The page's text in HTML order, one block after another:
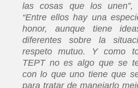
las cosas que los unen”,
“Entre ellos hay una
honor, aunque tiene
diferentes sobre la
respeto mutuo. Y como
TEPT no es algo que se
con lo que uno tiene que
para tratar de manejarlo